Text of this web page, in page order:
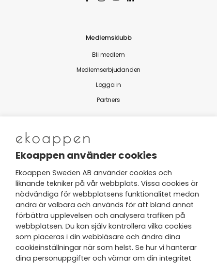
Medlemsklubb
Bli medlem
Medlemserbjudanden
Logga in
Partners
Nytt från Ekoappen
Jag har tagit del av Ekoappens
personuppgifts- och
integritetspolicyoch tar gärna del
av nyheter, hälsotips och exklusiva
erbjudanden via min e-post.
Ekoappen använder cookies
Ekoappen Sweden AB använder cookies och
liknande tekniker på vår webbplats. Vissa cookies är
nödvändiga för webbplatsens funktionalitet medan
andra är valbara och används för att bland annat
förbättra upplevelsen och analysera trafiken på
webbplatsen. Du kan själv kontrollera vilka cookies
som placeras i din webbläsare och ändra dina
cookieinställningar när som helst. Se hur vi hanterar
dina personuppgifter och värnar om din integritet